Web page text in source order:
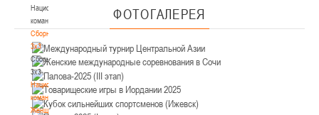
Национальная
команда
Сборные
3х3
Сборные
3х3
Национальная
команда.
Женщины
ФОТОГАЛЕРЕЯ